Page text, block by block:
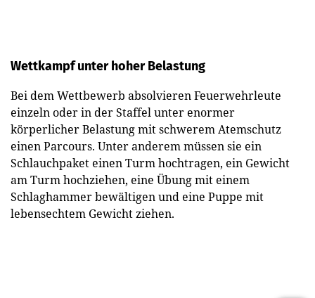
Wettkampf unter hoher Belastung
Bei dem Wettbewerb absolvieren Feuerwehrleute
einzeln oder in der Staffel unter enormer
körperlicher Belastung mit schwerem Atemschutz
einen Parcours. Unter anderem müssen sie ein
Schlauchpaket einen Turm hochtragen, ein Gewicht
am Turm hochziehen, eine Übung mit einem
Schlaghammer bewältigen und eine Puppe mit
lebensechtem Gewicht ziehen.